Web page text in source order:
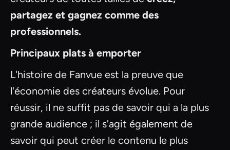
partagez et gagnez comme des
professionnels.
Principaux plats à emporter
L'histoire de Fanvue est la preuve que
l'économie des créateurs évolue. Pour
réussir, il ne suffit pas de savoir qui a la plus
grande audience ; il s'agit également de
savoir qui peut créer le contenu le plus